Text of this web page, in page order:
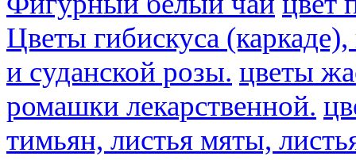
Цветы гибискуса
и суданской розы. цветы
ромашки лекарственной.
тимьян, листья мяты,